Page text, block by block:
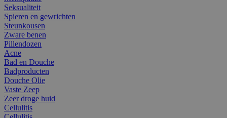
Seksualiteit
Spieren en gewrichten
Steunkousen
Zware benen
Pillendozen
Acne
Bad en Douche
Badproducten
Douche Olie
Vaste Zeep
Zeer droge huid
Cellulitis